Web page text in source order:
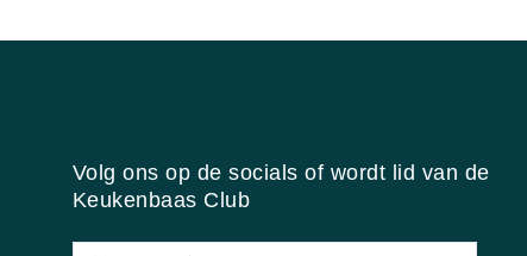
Volg ons op de socials of wordt lid van de
Keukenbaas Club